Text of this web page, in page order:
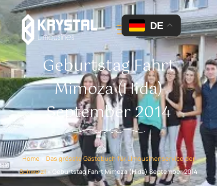
Geburtstag Fahrt
Mimoza (Hida)
September 2014
Home » Das grösste Gästebuch für Limousinenservice der
Schweiz! » Geburtstag Fahrt Mimoza (Hida) September 2014
DE